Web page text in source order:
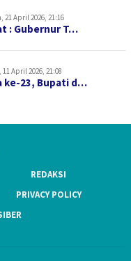
21 April 2026, 21:16
: Gubernur T…
April 2026, 21:08
ke-23, Bupati d…
REDAKSI
PRIVACY POLICY